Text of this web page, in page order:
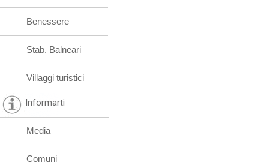
Benessere
Stab. Balneari
Villaggi turistici
Informarti
Media
Comuni